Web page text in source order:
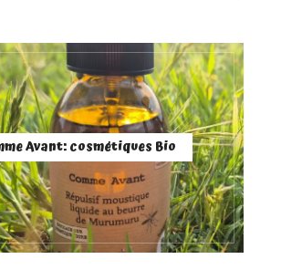
Avant: cosmétiques Bio